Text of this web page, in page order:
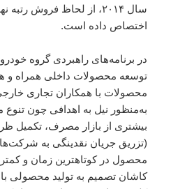
سال ۲۰۱۴، از لحاظ فروش
اختصاص داده است.
در برنامه‌های راهبردی گروه
توسعه محصولات داخلی همراه و
محصولات با همکاران تجاری
به‌منظور نیل به اهدافی چون
بیشتری از بازار مصرف، تکمیل
(تزریق جریان نقدینگی به
محصول در کوتاهترین زمان و
کاشان تصمیم به تولید محصولی